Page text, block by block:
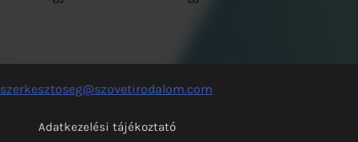
szerkesztoseg@szovetirodalom.com
Adatkezelési tájékoztató